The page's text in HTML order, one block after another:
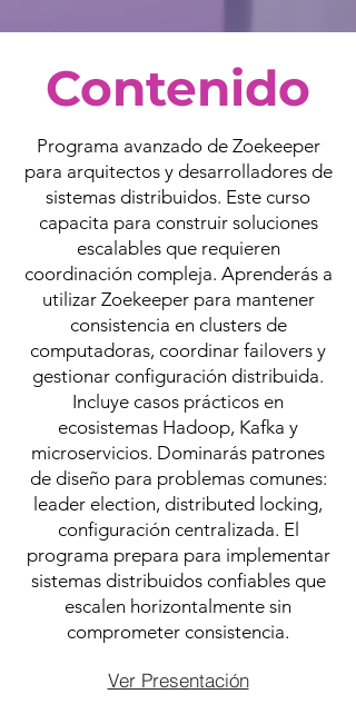
Contenido
Programa avanzado de Zoekeeper
para arquitectos y desarrolladores de
sistemas distribuidos. Este curso
capacita para construir soluciones
escalables que requieren
coordinación compleja. Aprenderás a
utilizar Zoekeeper para mantener
consistencia en clusters de
computadoras, coordinar failovers y
gestionar configuración distribuida.
Incluye casos prácticos en
ecosistemas Hadoop, Kafka y
microservicios. Dominarás patrones
de diseño para problemas comunes:
leader election, distributed locking,
configuración centralizada. El
programa prepara para implementar
sistemas distribuidos confiables que
escalen horizontalmente sin
comprometer consistencia.
Ver Presentación